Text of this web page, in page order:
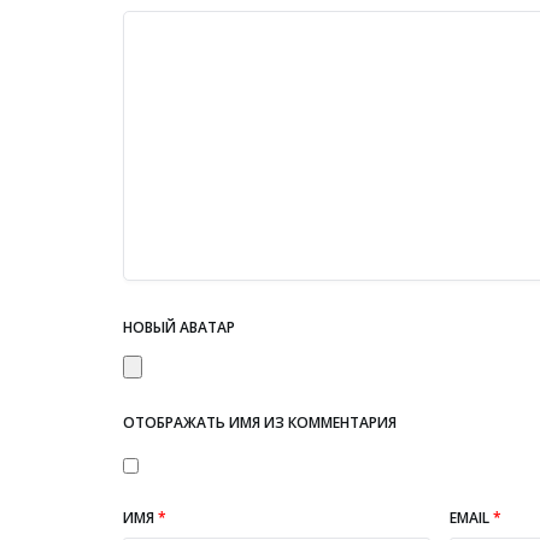
НОВЫЙ АВАТАР
ОТОБРАЖАТЬ ИМЯ ИЗ КОММЕНТАРИЯ
ИМЯ* EMAIL*